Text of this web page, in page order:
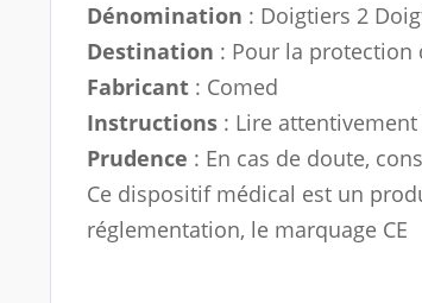
Dénomination : Doigtiers 2
Destination : Pour la protection
Fabricant : Comed
Instructions : Lire
Prudence : En cas de doute,
Ce dispositif médical est un
réglementation, le marquage CE